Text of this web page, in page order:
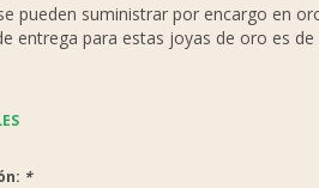
pueden suministrar por encargo en
entrega para estas joyas de oro es de
*